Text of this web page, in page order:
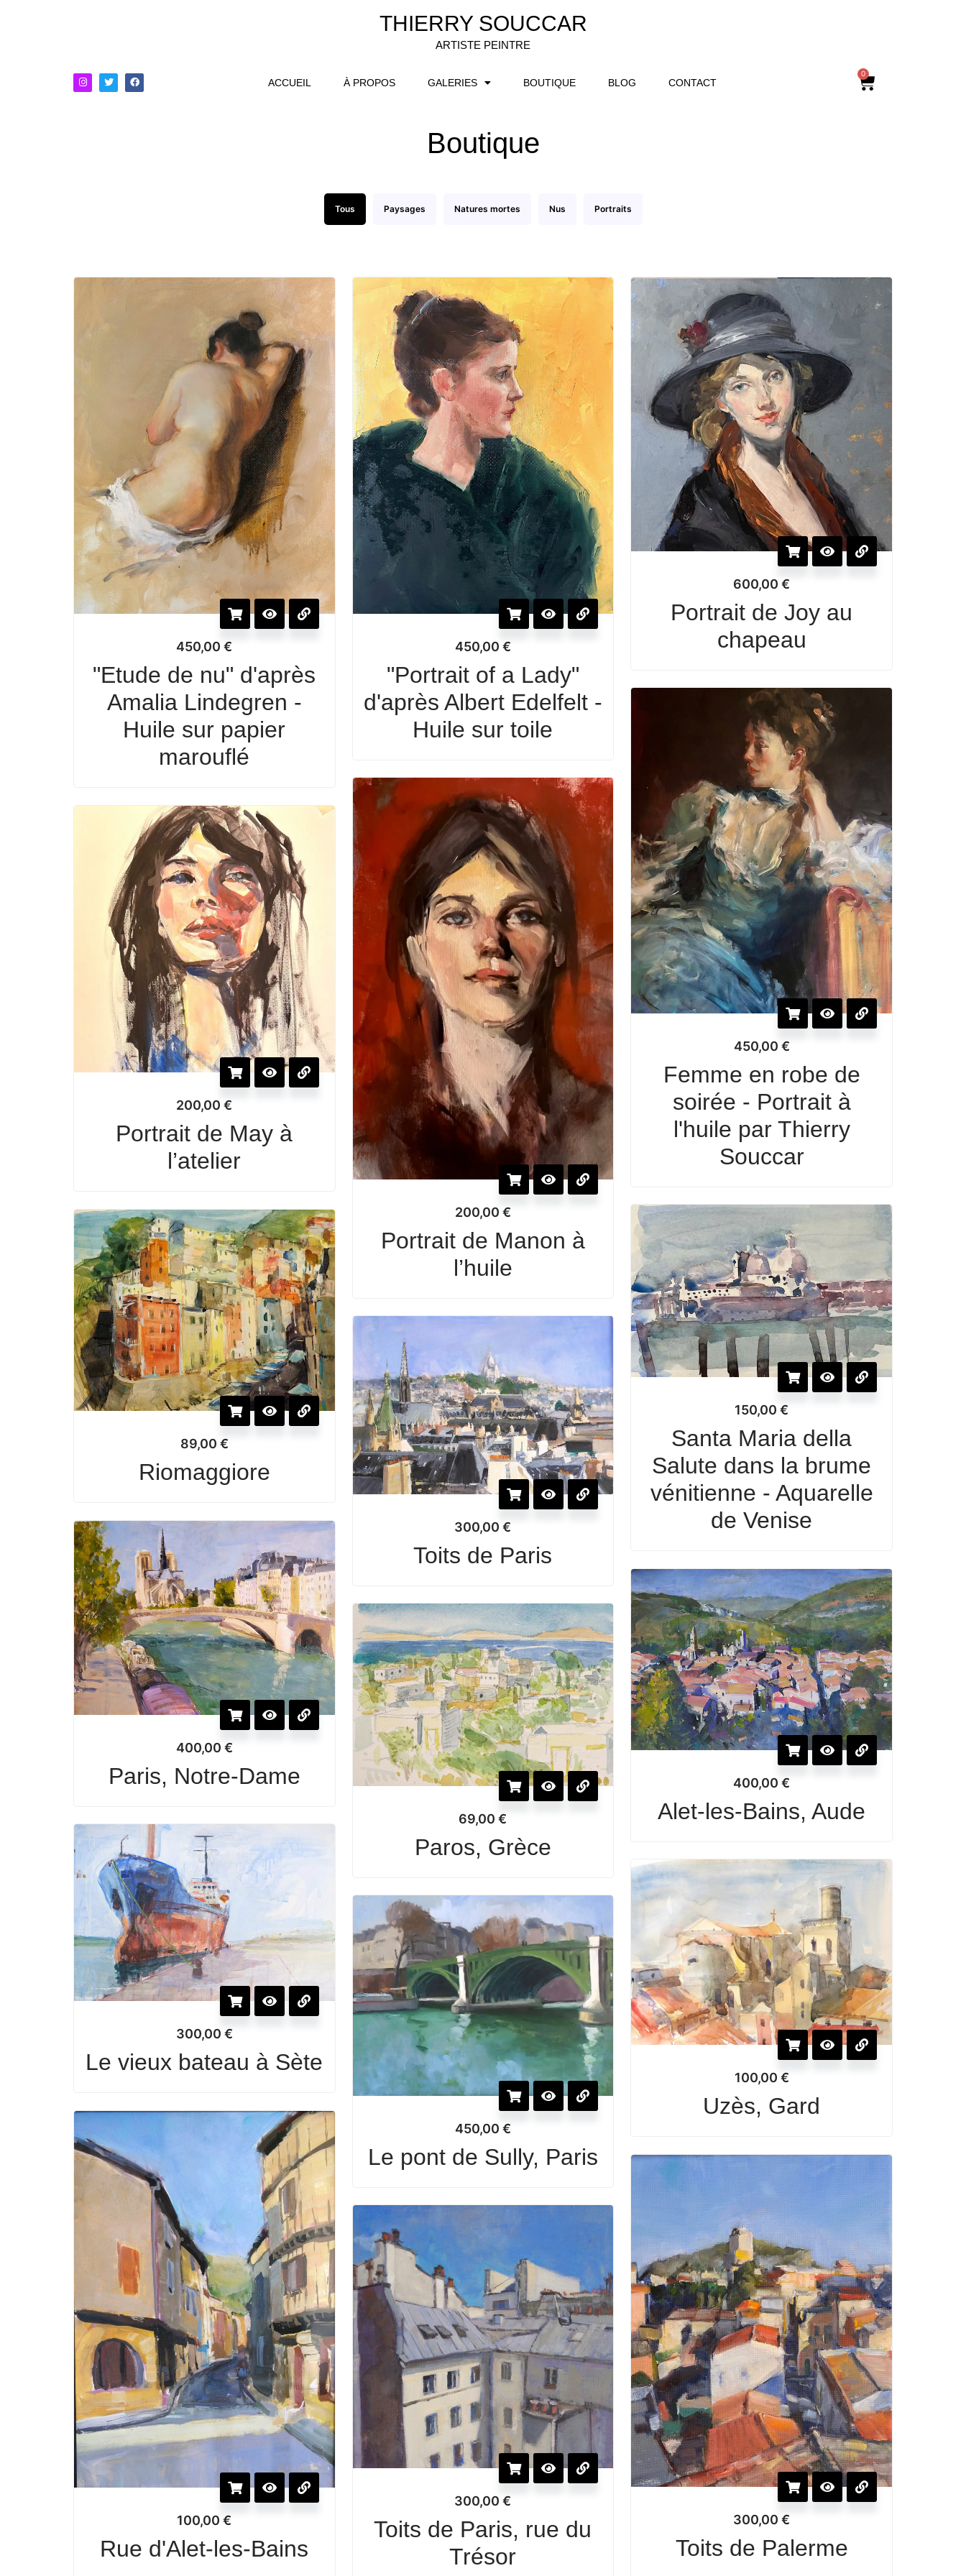
THIERRY SOUCCAR
ARTISTE PEINTRE
ACCUEIL À PROPOS GALERIES BOUTIQUE BLOG CONTACT
0
Boutique
Tous Paysages Natures mortes Nus Portraits
450,00€
"Etude de nu" d'après
Amalia Lindegren -
Huile sur papier
marouflé
450,00 €
"Portrait of a Lady"
d'après Albert Edelfelt -
Huile sur toile
600,00€
Portrait de Joy au
chapeau
450,00 €
Femme en robe de
soirée - Portrait à
l'huile par Thierry
Souccar
200,00 €
Portrait de Manon à
l’huile
200,00€
Portrait de May à
l’atelier
150,00€
Santa Maria della
Salute dans la brume
vénitienne - Aquarelle
de Venise
89,00 €
Riomaggiore
300,00€
Toits de Paris
400,00 €
Paris, Notre-Dame 400,00€
Alet-les-Bains, Aude
69,00€
Paros, Grèce
300,00 €
Le vieux bateau à Sète
100,00 €
Uzès, Gard
450,00 €
Le pont de Sully, Paris
100,00€
Rue d'Alet-les-Bains
300,00€
Toits de Palerme
300,00€
Toits de Paris, rue du
Trésor